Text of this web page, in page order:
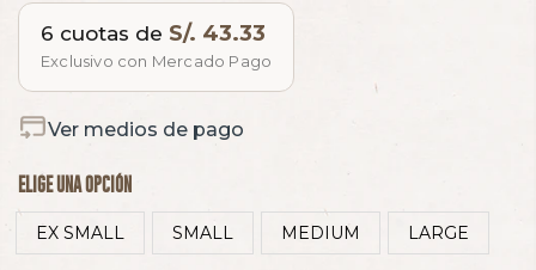
6 cuotas de S/. 43.33
Exclusivo con Mercado Pago
Ver medios de pago
ELIGE UNA OPCIÓN
EX SMALL SMALL MEDIUM LARGE